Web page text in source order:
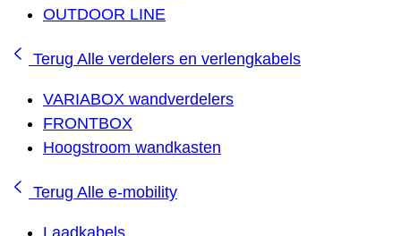
OUTDOOR LINE
Terug Alle verdelers en verlengkabels
VARIABOX wandverdelers
FRONTBOX
Hoogstroom wandkasten
Terug Alle e-mobility
Laadkabels